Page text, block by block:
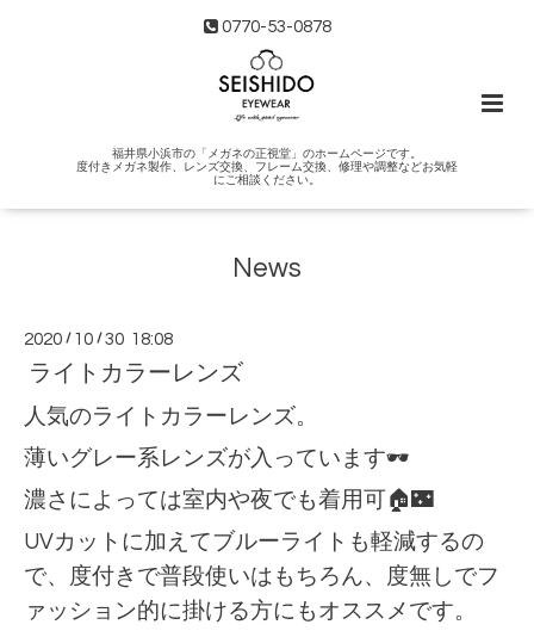
0770-53-0878
福井県小浜市の「メガネの正視堂」のホームページです。
度付きメガネ製作、レンズ交換、フレーム交換、修理や調整などお気軽
にご相談ください。
News
2020 / 10 /30 18:08
ライトカラーレンズ
人気のライトカラーレンズ。
薄いグレー系レンズが入っています🕶
濃さによっては室内や夜でも着用可🏠🌃
UVカットに加えてブルーライトも軽減するの
で、度付きで普段使いはもちろん、度無しでフ
ァッション的に掛ける方にもオススメです。